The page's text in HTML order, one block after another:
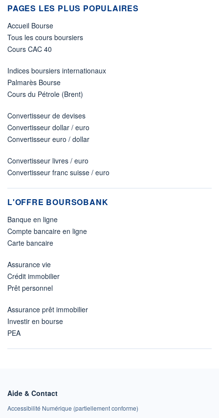
PAGES LES PLUS POPULAIRES
Accueil Bourse
Tous les cours boursiers
Cours CAC 40
Indices boursiers internationaux
Palmarès Bourse
Cours du Pétrole (Brent)
Convertisseur de devises
Convertisseur dollar / euro
Convertisseur euro / dollar
Convertisseur livres / euro
Convertisseur franc suisse / euro
L'OFFRE BOURSOBANK
Banque en ligne
Compte bancaire en ligne
Carte bancaire
Assurance vie
Crédit immobilier
Prêt personnel
Assurance prêt immobilier
Investir en bourse
PEA
Aide & Contact
Accessibilité Numérique (partiellement conforme)